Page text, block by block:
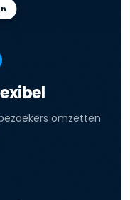
omzetten